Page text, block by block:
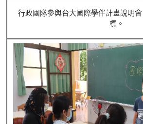
行政團隊參與台大國際學伴計畫說明
標。